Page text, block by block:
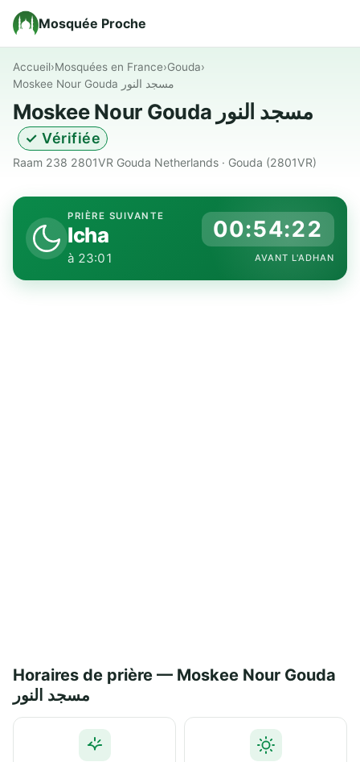
Mosquée Proche
Accueil›Mosquées en France›Gouda›
Moskee Nour Gouda مسجد النور
Moskee Nour Gouda مسجد النور
✓ Vérifiée
Raam 238 2801VR Gouda Netherlands · Gouda (2801VR)
PRIÈRE SUIVANTE
Icha
à 23:01
00:54:21
AVANT L'ADHAN
Horaires de prière — Moskee Nour Gouda
مسجد النور